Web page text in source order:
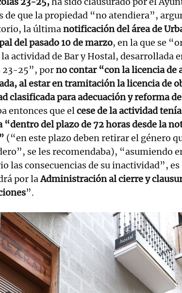
de que la propiedad “no atendiera”,
la últimanotificación del área de
del pasado 10 de marzo, en la que se
la actividad de Bar y Hostal, desarrollada
23-25”, porno contar “con la licencia de
al estar en tramitación la licencia de
clasificada para adecuación y reforma
entonces que elcese de la actividad
“dentro del plazo de 72 horas desde la
(“en este plazo deben retirar el género
se les recomendaba), “asumiendo
las consecuencias de su inactividad”, es
por laAdministración al cierre y
”.